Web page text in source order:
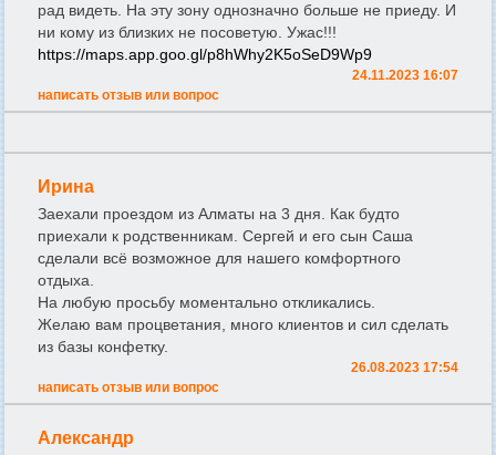
рад видеть. На эту зону однозначно больше не приеду. И
ни кому из близких не посоветую. Ужас!!!
https://maps.app.goo.gl/p8hWhy2K5oSeD9Wp9
24.11.2023 16:07
написать отзыв или вопрос
Ирина
Заехали проездом из Алматы на 3 дня. Как будто
приехали к родственникам. Сергей и его сын Саша
сделали всё возможное для нашего комфортного
отдыха.
На любую просьбу моментально откликались.
Желаю вам процветания, много клиентов и сил сделать
из базы конфетку.
26.08.2023 17:54
написать отзыв или вопрос
Александр